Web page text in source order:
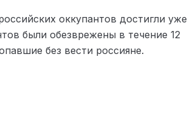
оккупантов достигли уже
были обезврежены в течение 12
без вести россияне.